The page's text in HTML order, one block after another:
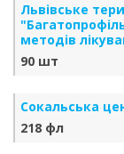
Львівське
методів
90 шт
Сокальська
218 фл